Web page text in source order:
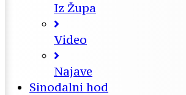
Iz Župa
Video
Najave
Sinodalni hod